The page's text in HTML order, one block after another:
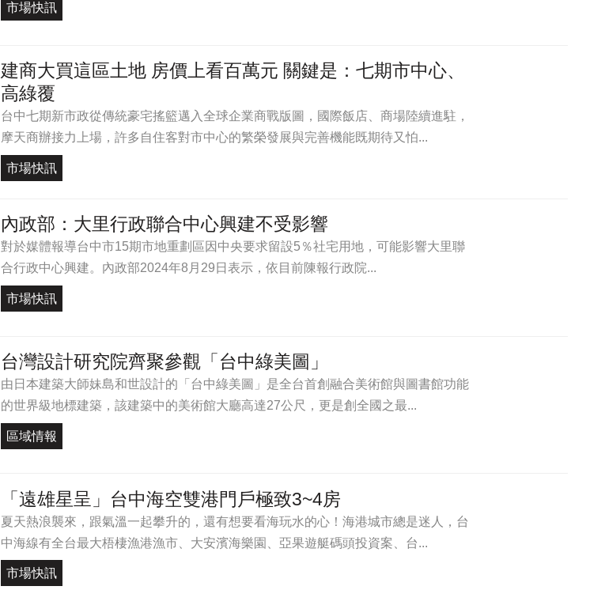
市場快訊
建商大買這區土地 房價上看百萬元 關鍵是：七期市中心、
高綠覆
台中七期新市政從傳統豪宅搖籃邁入全球企業商戰版圖，國際飯店、商場陸續進駐，
摩天商辦接力上場，許多自住客對市中心的繁榮發展與完善機能既期待又怕...
市場快訊
內政部：大里行政聯合中心興建不受影響
對於媒體報導台中市15期市地重劃區因中央要求留設5％社宅用地，可能影響大里聯
合行政中心興建。內政部2024年8月29日表示，依目前陳報行政院...
市場快訊
台灣設計研究院齊聚參觀「台中綠美圖」
由日本建築大師妹島和世設計的「台中綠美圖」是全台首創融合美術館與圖書館功能
的世界級地標建築，該建築中的美術館大廳高達27公尺，更是創全國之最...
區域情報
「遠雄星呈」台中海空雙港門戶極致3~4房
夏天熱浪襲來，跟氣溫一起攀升的，還有想要看海玩水的心！海港城市總是迷人，台
中海線有全台最大梧棲漁港漁市、大安濱海樂園、亞果遊艇碼頭投資案、台...
市場快訊